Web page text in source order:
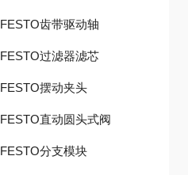
FESTO齿带驱动轴
FESTO过滤器滤芯
FESTO摆动夹头
FESTO直动圆头式阀
FESTO分支模块